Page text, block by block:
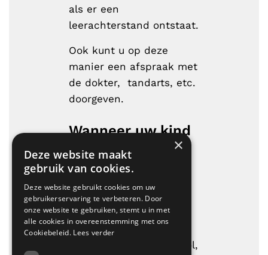
als er een
leerachterstand ontstaat.
Ook kunt u op deze
manier een afspraak met
de dokter, tandarts, etc.
doorgeven.
Wanneer uw kind
te laat op school
komt
belangrijk dat alle
kinderen om 08.30 uur
op school zijn. Is een
leerling te laat op school,
×
Deze website maakt
gebruik van cookies.
Deze website gebruikt cookies om uw
gebruikerservaring te verbeteren. Door
onze website te gebruiken, stemt u in met
alle cookies in overeenstemming met ons
Cookiebeleid. Lees verder